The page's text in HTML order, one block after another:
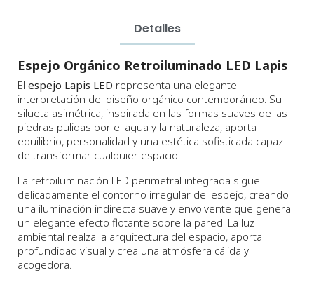
Detalles
Espejo Orgánico Retroiluminado LED Lapis
El espejo Lapis LED representa una elegante
interpretación del diseño orgánico contemporáneo. Su
silueta asimétrica, inspirada en las formas suaves de las
piedras pulidas por el agua y la naturaleza, aporta
equilibrio, personalidad y una estética sofisticada capaz
de transformar cualquier espacio.
La retroiluminación LED perimetral integrada sigue
delicadamente el contorno irregular del espejo, creando
una iluminación indirecta suave y envolvente que genera
un elegante efecto flotante sobre la pared. La luz
ambiental realza la arquitectura del espacio, aporta
profundidad visual y crea una atmósfera cálida y
acogedora.